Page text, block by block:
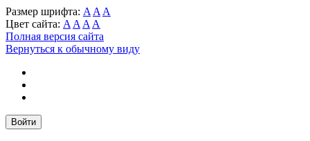
Размер шрифта: A A A
Цвет сайта: A A A A
Полная версия сайта
Вернуться к обычному виду
Войти